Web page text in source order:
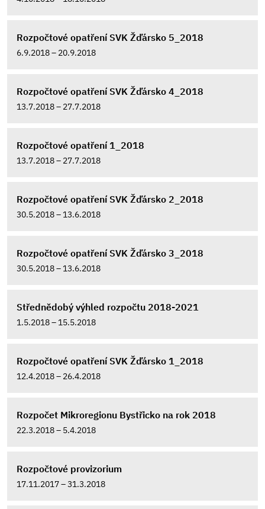
Rozpočtové opatření SVK Žďársko 5_2018
6.9.2018 – 20.9.2018
Rozpočtové opatření SVK Žďársko 4_2018
13.7.2018 – 27.7.2018
Rozpočtové opatření 1_2018
13.7.2018 – 27.7.2018
Rozpočtové opatření SVK Žďársko 2_2018
30.5.2018 – 13.6.2018
Rozpočtové opatření SVK Žďársko 3_2018
30.5.2018 – 13.6.2018
Střednědobý výhled rozpočtu 2018-2021
1.5.2018 – 15.5.2018
Rozpočtové opatření SVK Žďársko 1_2018
12.4.2018 – 26.4.2018
Rozpočet Mikroregionu Bystřicko na rok 2018
22.3.2018 – 5.4.2018
Rozpočtové provizorium
17.11.2017 – 31.3.2018